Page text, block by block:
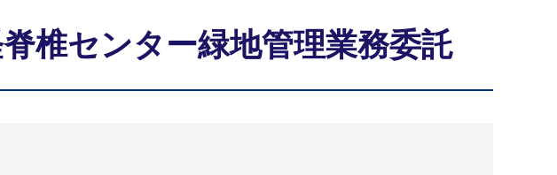
椎センター緑地管理業務委託